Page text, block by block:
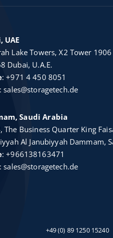
UAE
Lake Towers, X2 Tower
Dubai, U.A.E.
:+971 4 450 8051
:sales@storagetech.de
Saudi Arabia
The Business Quarter King
Al Janubiyyah Dammam,
:+966138163471
:sales@storagetech.de
+49 (0) 89 1250 15240